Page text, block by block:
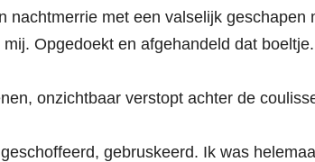
nachtmerrie met een valselijk geschapen
Opgedoekt en afgehandeld dat
onzichtbaar verstopt achter de
gebruskeerd. Ik was